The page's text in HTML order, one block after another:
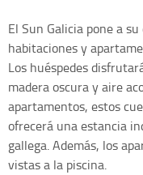
El Sun Galicia pone a
habitaciones y
Los huéspedes
madera oscura y aire
apartamentos, estos
ofrecerá una estancia
gallega. Además, los
vistas a la piscina.